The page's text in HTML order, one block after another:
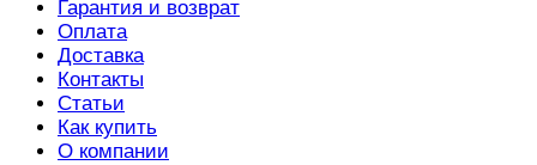
Гарантия и возврат
Оплата
Доставка
Контакты
Статьи
Как купить
О компании